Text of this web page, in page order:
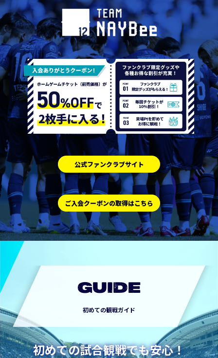
公式ファンクラブサイト
ご入会クーポンの取得はこちら
GUIDE
初めての観戦ガイド
初めての試合観戦でも安心！